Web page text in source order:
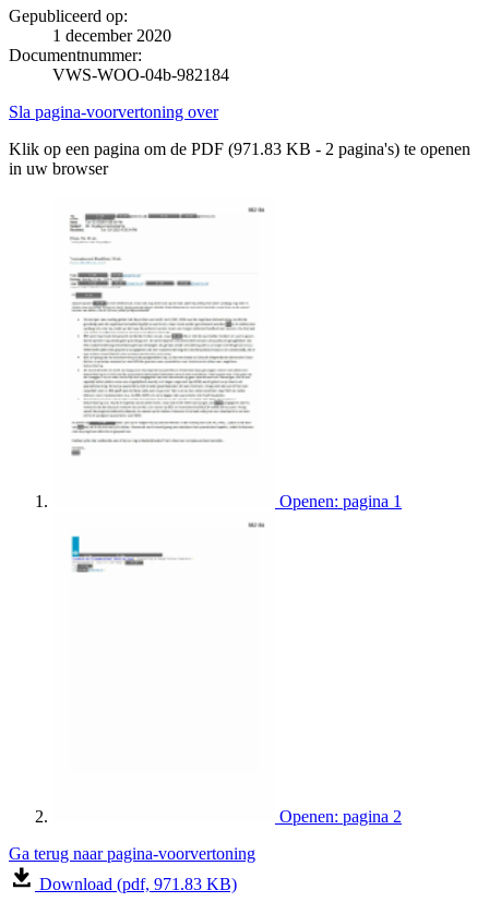
Gepubliceerd op:
1 december 2020
Documentnummer:
VWS-WOO-04b-982184
Sla pagina-voorvertoning over
Klik op een pagina om de PDF (971.83 KB - 2 pagina's) te openen
in uw browser
Openen: pagina 1
Openen: pagina 2
Ga terug naar pagina-voorvertoning
Download (pdf, 971.83 KB)